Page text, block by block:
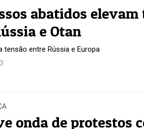
abatidos elevam
e Otan
tensão entre Rússia e Europa
onda de protestos